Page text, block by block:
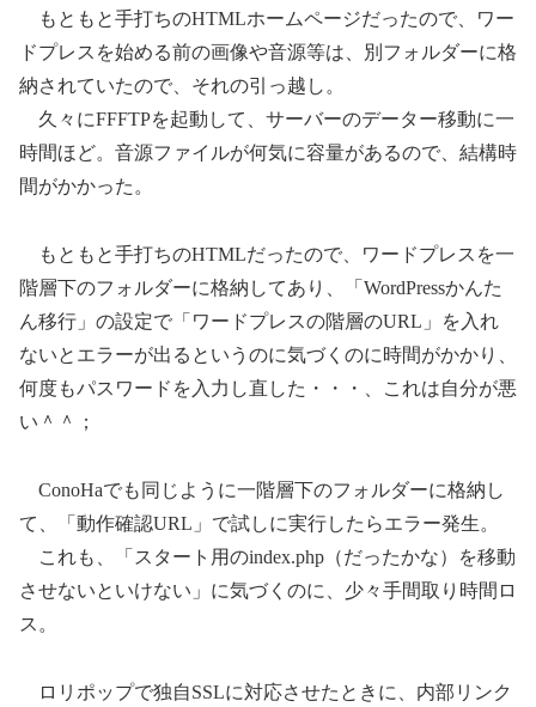
もともと手打ちのHTMLホームページだったので、ワー
ドプレスを始める前の画像や音源等は、別フォルダーに格
納されていたので、それの引っ越し。
久々にFFFTPを起動して、サーバーのデーター移動に一
時間ほど。音源ファイルが何気に容量があるので、結構時
間がかかった。
もともと手打ちのHTMLだったので、ワードプレスを一
階層下のフォルダーに格納してあり、「WordPressかんた
ん移行」の設定で「ワードプレスの階層のURL」を入れ
ないとエラーが出るというのに気づくのに時間がかかり、
何度もパスワードを入力し直した・・・、これは自分が悪
い＾＾；
ConoHaでも同じように一階層下のフォルダーに格納し
て、「動作確認URL」で試しに実行したらエラー発生。
これも、「スタート用のindex.php（だったかな）を移動
させないといけない」に気づくのに、少々手間取り時間ロ
ス。
ロリポップで独自SSLに対応させたときに、内部リンク